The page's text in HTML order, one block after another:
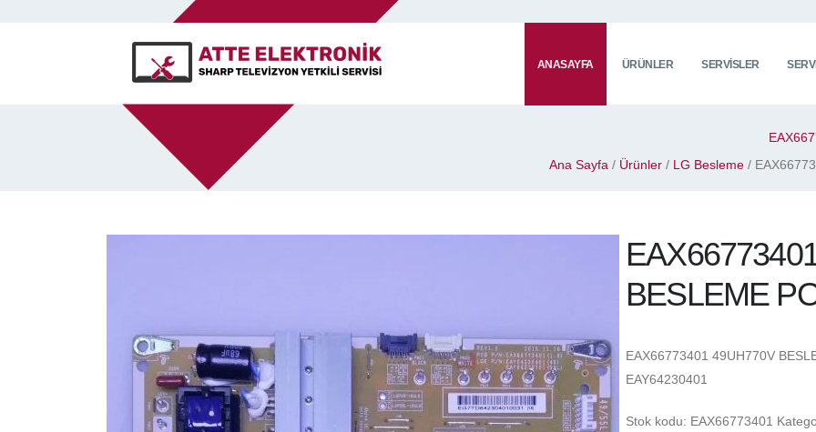
ANASAYFA ÜRÜNLER SERVISLER
Ana Sayfa / Ürünler / LG Besleme /
BESLEME
EAX66773401 49UH770V
EAY64230401
Stok kodu: EAX66773401